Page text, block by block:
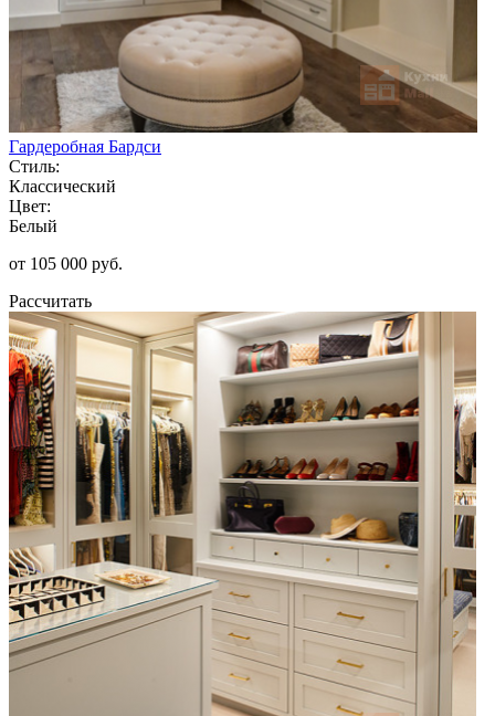
Гардеробная Бардси
Стиль:
Классический
Цвет:
Белый
от 105 000 руб.
Рассчитать